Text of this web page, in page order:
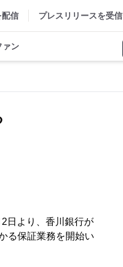
配信 プレスリリースを受信
ァン
日より、香川銀行が
る保証業務を開始い